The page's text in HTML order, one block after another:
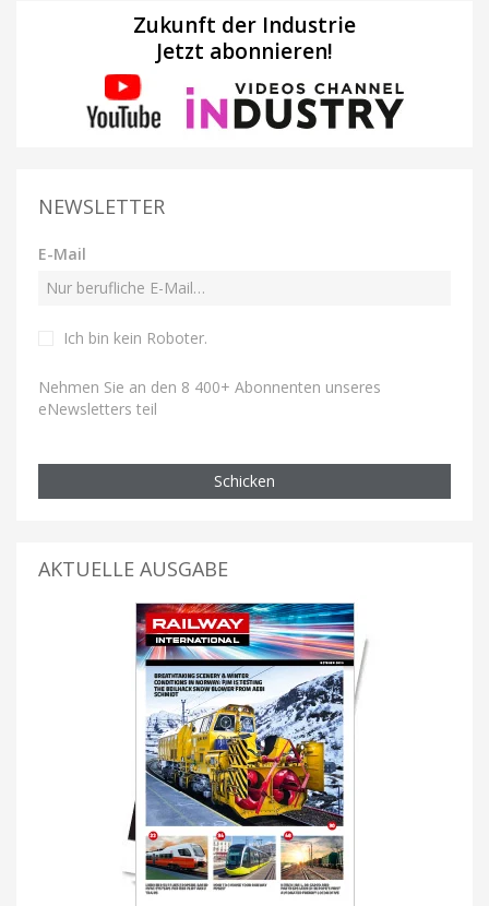
Zukunft der Industrie
Jetzt abonnieren!
NEWSLETTER
E-Mail
Ich bin kein Roboter.
Nehmen Sie an den 8 400+ Abonnenten unseres
eNewsletters teil
Schicken
AKTUELLE AUSGABE